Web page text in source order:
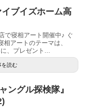
ブイズホーム高
で寝相アート開催中♪ ぐ
アートのテーマは、
、プレゼント...
を読む
ングル探検隊』